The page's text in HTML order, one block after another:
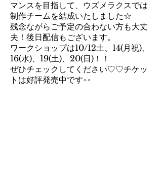
マンスを目指して、ウズメラクスでは
制作チームを結成いたしました☆
残念ながらご予定の合わない方も大丈
夫！後日配信もございます。
ワークショップは10/12土、14(月祝)、
16(水)、19(土)、20(日)！！
ぜひチェックしてください♡♡チケッ
トは好評発売中です^^​